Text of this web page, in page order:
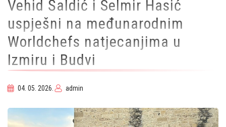
Vehid Šaldić i Selmir Hasić
uspješni na međunarodnim
Worldchefs natjecanjima u
Izmiru i Budvi
04. 05. 2026. admin